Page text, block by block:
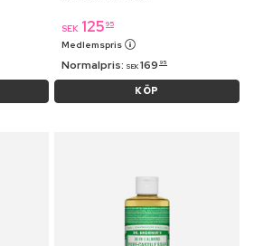
SEK 125 95
Medlemspris
Normalpris: SEK 169 95
KÖP